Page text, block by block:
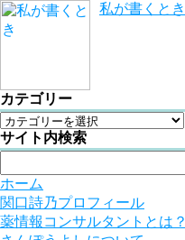
私が書くとき
カテゴリー
サイト内検索
ホーム
関口詩乃プロフィール
薬情報コンサルタントとは？